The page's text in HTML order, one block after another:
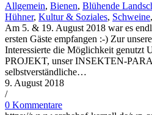
Allgemein, Bienen, Blühende
Hühner, Kultur & Soziales, Schweine,
Am 5. & 19. August 2018 war es
ersten Gäste empfangen :-) Zur
Interessierte die Möglichkeit genutzt
PROJEKT, unser INSEKTEN-
selbstverständliche…
9. August 2018
/
0 Kommentare